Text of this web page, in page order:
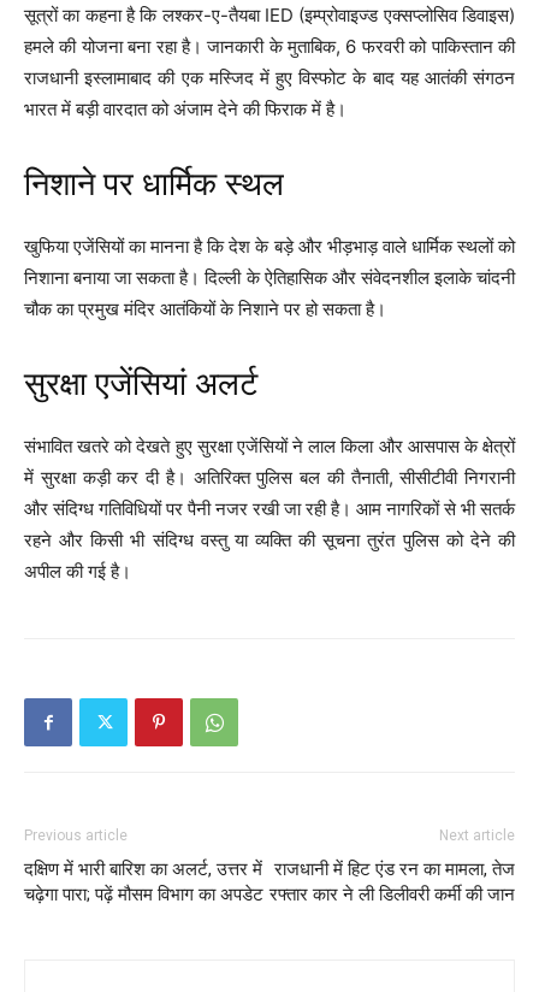
सूत्रों का कहना है कि लश्कर-ए-तैयबा IED (इम्प्रोवाइज्ड एक्सप्लोसिव डिवाइस)
हमले की योजना बना रहा है। जानकारी के मुताबिक, 6 फरवरी को पाकिस्तान की
राजधानी इस्लामाबाद की एक मस्जिद में हुए विस्फोट के बाद यह आतंकी संगठन
भारत में बड़ी वारदात को अंजाम देने की फिराक में है।
निशाने पर धार्मिक स्थल
खुफिया एजेंसियों का मानना है कि देश के बड़े और भीड़भाड़ वाले धार्मिक स्थलों को
निशाना बनाया जा सकता है। दिल्ली के ऐतिहासिक और संवेदनशील इलाके चांदनी
चौक का प्रमुख मंदिर आतंकियों के निशाने पर हो सकता है।
सुरक्षा एजेंसियां अलर्ट
संभावित खतरे को देखते हुए सुरक्षा एजेंसियों ने लाल किला और आसपास के क्षेत्रों
में सुरक्षा कड़ी कर दी है। अतिरिक्त पुलिस बल की तैनाती, सीसीटीवी निगरानी
और संदिग्ध गतिविधियों पर पैनी नजर रखी जा रही है। आम नागरिकों से भी सतर्क
रहने और किसी भी संदिग्ध वस्तु या व्यक्ति की सूचना तुरंत पुलिस को देने की
अपील की गई है।
Previous article
दक्षिण में भारी बारिश का अलर्ट, उत्तर में
चढ़ेगा पारा; पढ़ें मौसम विभाग का अपडेट
Next article
राजधानी में हिट एंड रन का मामला, तेज
रफ्तार कार ने ली डिलीवरी कर्मी की जान